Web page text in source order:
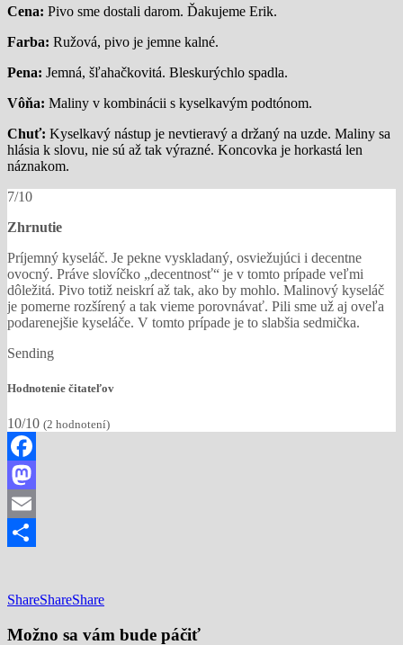
Cena: Pivo sme dostali darom. Ďakujeme Erik.
Farba: Ružová, pivo je jemne kalné.
Pena: Jemná, šľahačkovitá. Bleskurýchlo spadla.
Vôňa: Maliny v kombinácii s kyselkavým podtónom.
Chuť: Kyselkavý nástup je nevtieravý a držaný na uzde. Maliny sa
hlásia k slovu, nie sú až tak výrazné. Koncovka je horkastá len
náznakom.
7/10
Zhrnutie
Príjemný kyseláč. Je pekne vyskladaný, osviežujúci i decentne
ovocný. Práve slovíčko „decentnosť“ je v tomto prípade veľmi
dôležitá. Pivo totiž neiskrí až tak, ako by mohlo. Malinový kyseláč
je pomerne rozšírený a tak vieme porovnávať. Pili sme už aj oveľa
podarenejšie kyseláče. V tomto prípade je to slabšia sedmička.
Sending
Hodnotenie čitateľov
10/10 (2 hodnotení)
Facebook
Mastodon
Email
ShareShareShare
Možno sa vám bude páčiť